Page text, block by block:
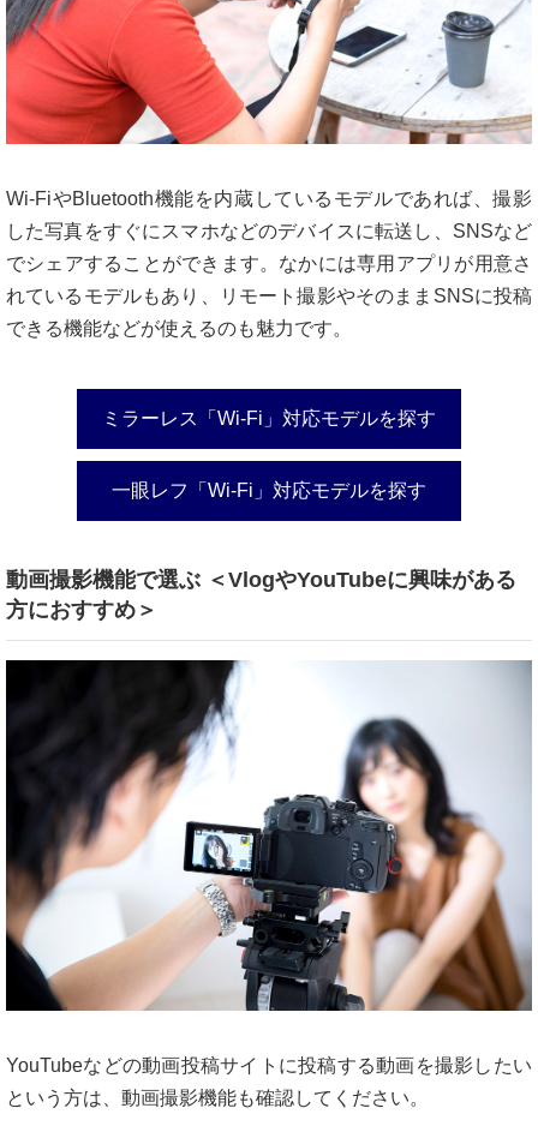
Wi-FiやBluetooth機能を内蔵しているモデルであれば、撮影
した写真をすぐにスマホなどのデバイスに転送し、SNSなど
でシェアすることができます。なかには専用アプリが用意さ
れているモデルもあり、リモート撮影やそのままSNSに投稿
できる機能などが使えるのも魅力です。
ミラーレス「Wi-Fi」対応モデルを探す
一眼レフ「Wi-Fi」対応モデルを探す
動画撮影機能で選ぶ ＜VlogやYouTubeに興味がある
方におすすめ＞
YouTubeなどの動画投稿サイトに投稿する動画を撮影したい
という方は、動画撮影機能も確認してください。